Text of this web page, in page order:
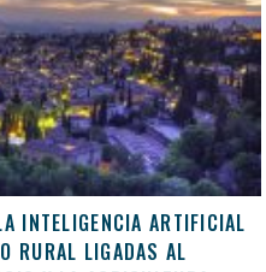
INTELIGENCIA ARTIFICIAL
RURAL LIGADAS AL